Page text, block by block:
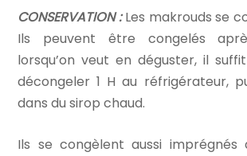
CONSERVATION :Les makrouds se
Ils peuvent être congelés
lorsqu’on veut en déguster, il
décongeler 1 H au réfrigérateur,
dans du sirop chaud.
Ils se congèlent aussi imprégnés